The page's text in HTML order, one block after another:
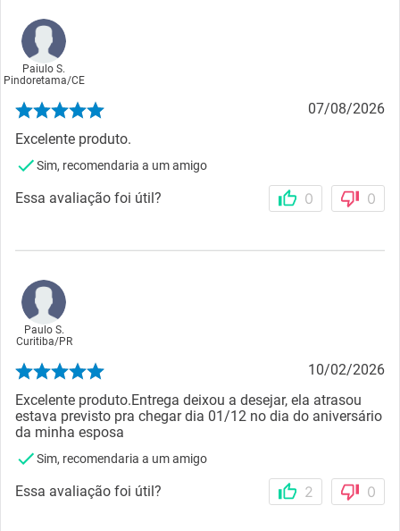
Paiulo S.
Pindoretama/CE
07/08/2026
Excelente produto.
Sim, recomendaria a um amigo
Essa avaliação foi útil? 0 0
Paulo S.
Curitiba/PR
10/02/2026
Excelente produto.Entrega deixou a desejar, ela atrasou
estava previsto pra chegar dia 01/12 no dia do aniversário
da minha esposa
Sim, recomendaria a um amigo
Essa avaliação foi útil? 2 0